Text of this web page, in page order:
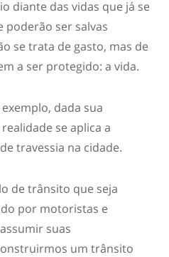
diante das vidas que já se
poderão ser salvas
se trata de gasto, mas de
a ser protegido: a vida.
dada sua
se aplica a
travessia na cidade.
de trânsito que seja
por motoristas e
suas
um trânsito